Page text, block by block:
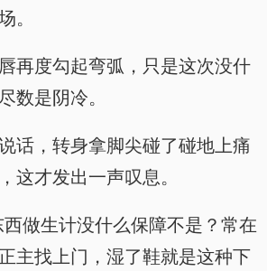
。
再度勾起弯弧，只是这次没什
数是阴冷。
话，转身拿脚尖碰了碰地上痛
这才发出一声叹息。
西做生计没什么保障不是？常在
主找上门，湿了鞋就是这种下